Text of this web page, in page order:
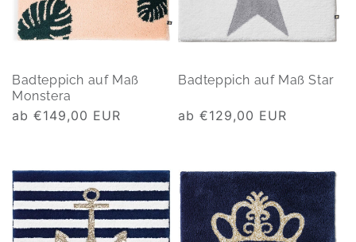
Badteppich auf Maß
Monstera
Normaler
ab €149,00 EUR
Badteppich auf Maß Star
Normaler
ab €129,00 EUR